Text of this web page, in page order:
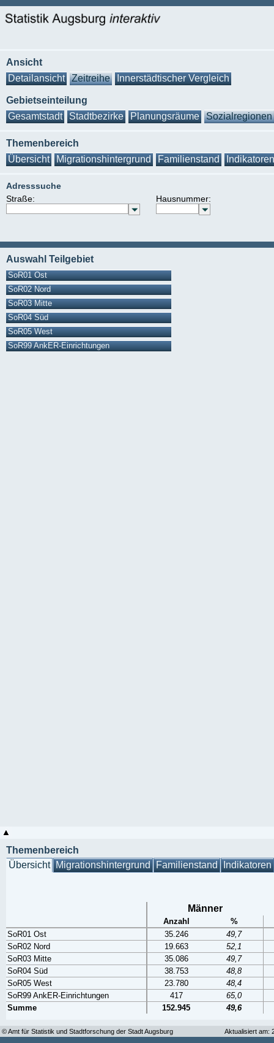
Ansicht
Detailansicht
Zeitreihe Innerstädtischer Vergleich
Gebietseinteilung
Gesamtstadt
Stadtbezirke Planungsräume Sozialregionen
Themenbereich
Übersicht
Migrationshintergrund Familienstand Indikatoren
Adresssuche
Straße:
Hausnummer:
Auswahl Teilgebiet
SoR01 Ost
SoR02 Nord
SoR03 Mitte
SoR04 Süd
SoR05 West
SoR99 AnkER-Einrichtungen
Themenbereich
Übersicht Migrationshintergrund Familienstand Indikatoren
Männer
Anzahl
%
SoR01 Ost
35.246
49,7
SoR02 Nord
19.663
52,1
SoR03 Mitte
35.086
49,7
SoR04 Süd
38.753
48,8
SoR05 West
23.780
48,4
SoR99 AnkER-Einrichtungen
417
65,0
Summe
152.945 49,6
© Amt für Statistik und Stadtforschung der Stadt Augsburg Aktualisiert am: